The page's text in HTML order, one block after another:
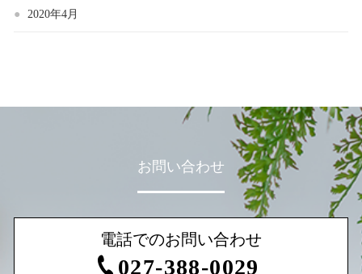
2020年4月
お問い合わせ
電話でのお問い合わせ
027-388-0029